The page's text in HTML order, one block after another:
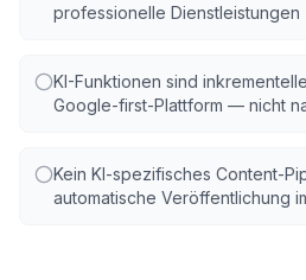
professionelle Dienstleistungen
KI-Funktionen sind
Google-first-Plattform — nicht
Kein KI-spezifisches Content-
automatische Veröffentlichung